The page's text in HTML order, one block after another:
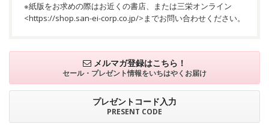
※紙版をお求めの際はお近くの書店、または三栄オンライン
<https://shop.san-ei-corp.co.jp/>までお問い合わせください。
メルマガ登録はこちら！
セール・プレゼント情報をいちはやくお届け
プレゼントコード入力
PRESENT CODE